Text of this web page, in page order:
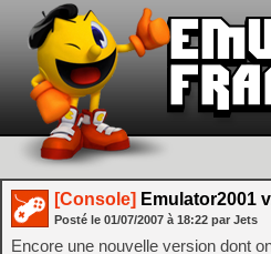
[Console] Emulator2001
Posté le 01/07/2007 à 18:22 par Jets
Encore une nouvelle version dont